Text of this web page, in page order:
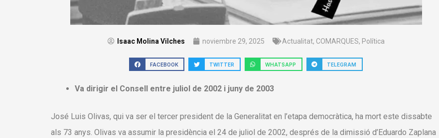
Isaac Molina Vilches noviembre 29, 2025 Actualitat, COMARQUES, Política
FACEBOOK TWITTER WHATSAPP TELEGRAM
Va dirigir el Consell entre juliol de 2002 i juny de 2003
José Luis Olivas, qui va ser el tercer president de la Generalitat en l’etapa democràtica, ha mort este dissabte
als 73 anys. Olivas va assumir la presidència el 24 de juliol de 2002, després de la dimissió d’Eduardo Zaplana